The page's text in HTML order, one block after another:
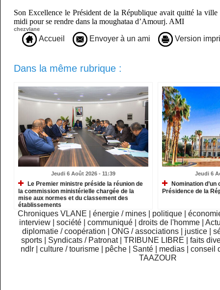
Son Excellence le Président de la République avait quitté la
midi pour se rendre dans la moughataa d’Amourj. AMI
chezvlane
Accueil Envoyer à un ami Version
Dans la même rubrique :
Jeudi 6 Août 2026 - 11:39
Le Premier ministre préside la réunion de
la commission ministérielle chargée de la
mise aux normes et du classement des
établissements
Jeudi 6
Nomination d’un
Présidence de la
Chroniques VLANE énergie / mines politique
interview
|société |communiqué |droits de l'homme |
diplomatie / coopération
ONG / associations justice
sports
Syndicats / Patronat TRIBUNE LIBRE
faits
ndlr
|culture / tourisme pêche Santé medias |conseil
TAAZOUR